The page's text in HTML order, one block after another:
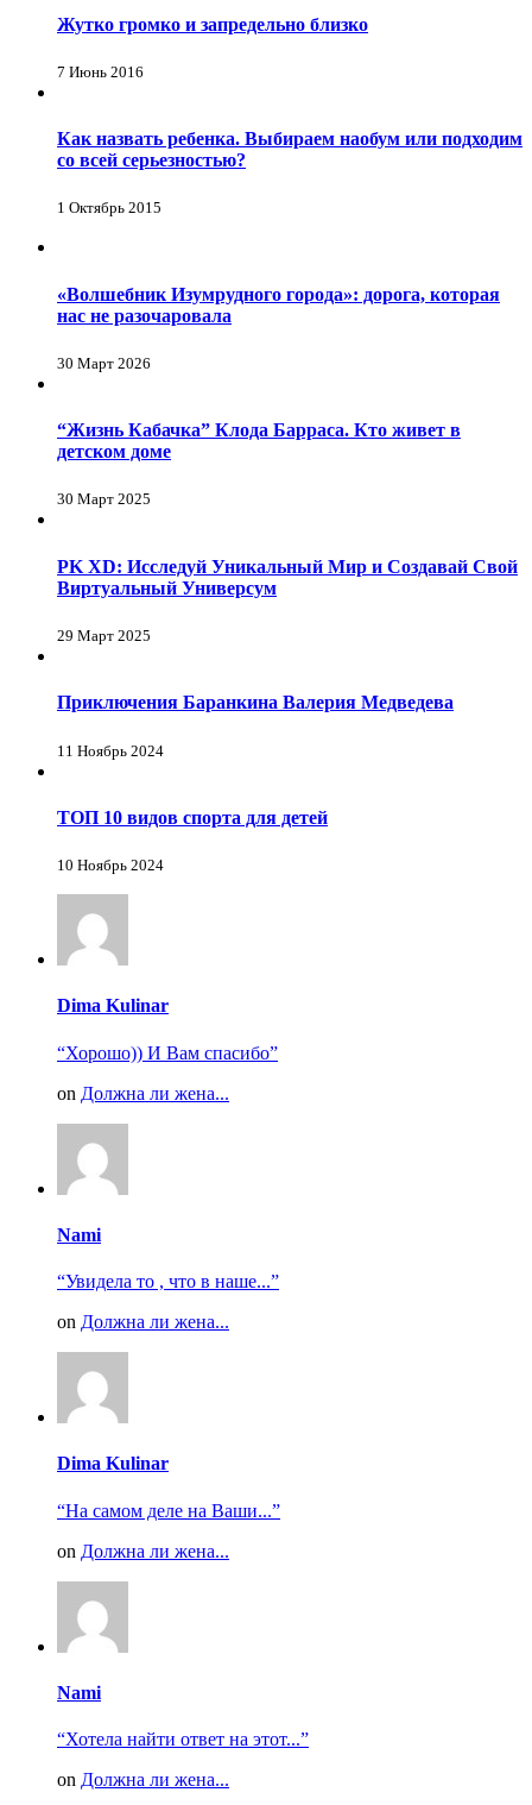
Жутко громко и запредельно близко
7 Июнь 2016
Как назвать ребенка. Выбираем наобум или подходим
со всей серьезностью?
1 Октябрь 2015
«Волшебник Изумрудного города»: дорога, которая
нас не разочаровала
30 Март 2026
“Жизнь Кабачка” Клода Барраса. Кто живет в
детском доме
30 Март 2025
PK XD: Исследуй Уникальный Мир и Создавай Свой
Виртуальный Универсум
29 Март 2025
Приключения Баранкина Валерия Медведева
11 Ноябрь 2024
ТОП 10 видов спорта для детей
10 Ноябрь 2024
Dima Kulinar
“Хорошо)) И Вам спасибо”
on Должна ли жена...
Nami
“Увидела то , что в наше...”
on Должна ли жена...
Dima Kulinar
“На самом деле на Ваши...”
on Должна ли жена...
Nami
“Хотела найти ответ на этот...”
on Должна ли жена...